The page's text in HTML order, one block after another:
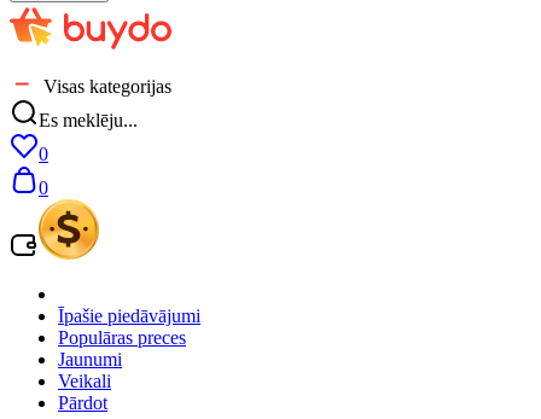
Visas kategorijas
Es meklēju...
0
0
Īpašie piedāvājumi
Populāras preces
Jaunumi
Veikali
Pārdot